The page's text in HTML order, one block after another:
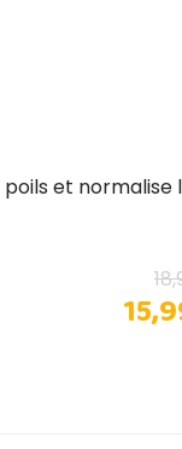
Actinorm Paste pour chats